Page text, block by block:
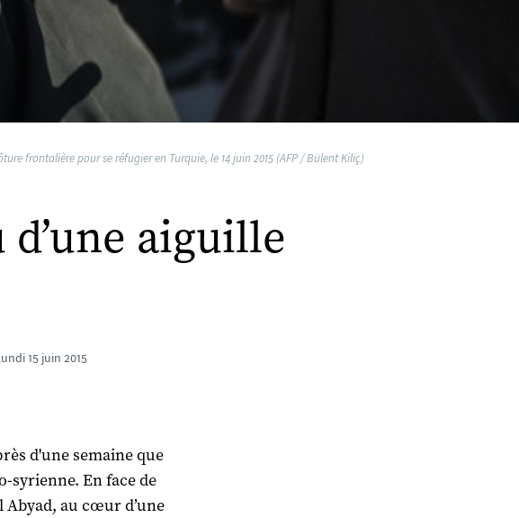
frontalière pour se réfugier en Turquie, le 14 juin 2015 (AFP / Bülent Kiliç)
aiguille
15 juin 2015
d'une semaine que
syrienne. En face de
au cœur d’une